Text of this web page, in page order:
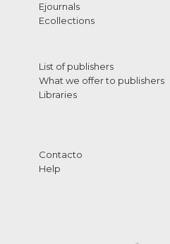
Ejournals
Ecollections
List of publishers
What we offer to publishers
Libraries
Contacto
Help